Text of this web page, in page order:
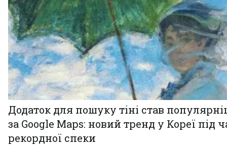
Додаток для пошуку тіні став
за Google Maps: новий тренд у Кореї під
рекордної спеки